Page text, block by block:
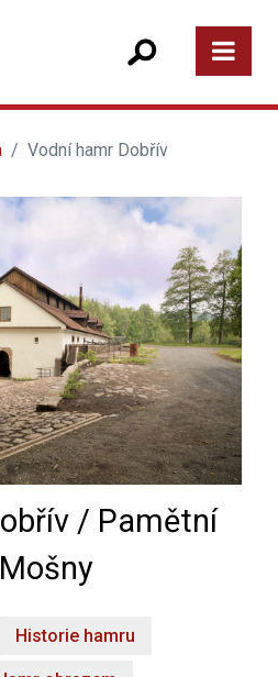
Vodní hamr Dobřív
/ Pamětní
Historie hamru